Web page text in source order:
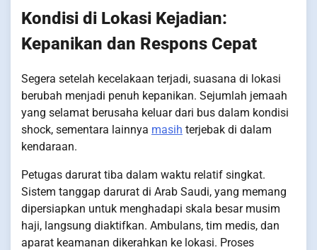
Kondisi di Lokasi Kejadian:
Kepanikan dan Respons Cepat
Segera setelah kecelakaan terjadi, suasana di lokasi
berubah menjadi penuh kepanikan. Sejumlah jemaah
yang selamat berusaha keluar dari bus dalam kondisi
shock, sementara lainnya masih terjebak di dalam
kendaraan.
Petugas darurat tiba dalam waktu relatif singkat.
Sistem tanggap darurat di Arab Saudi, yang memang
dipersiapkan untuk menghadapi skala besar musim
haji, langsung diaktifkan. Ambulans, tim medis, dan
aparat keamanan dikerahkan ke lokasi. Proses